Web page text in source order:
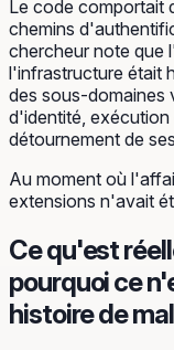
Le code comportait
chemins
chercheur note que
l'infrastructure était
des sous-domaines
d'identité, exécution
détournement de
Au moment où
extensions n'avait
Ce qu'est
pourquoi ce
histoire de